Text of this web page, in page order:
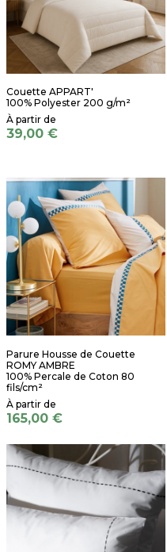
Couette APPART'
100% Polyester 200 g/m²
39,00 €
Parure Housse de Couette
ROMY AMBRE
100% Percale de Coton 80
fils/cm²
165,00 €